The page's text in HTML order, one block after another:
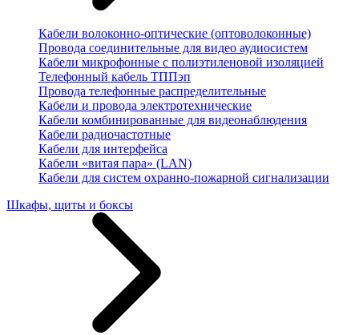
Кабели волоконно-оптические (оптоволоконные)
Провода соединительные для видео аудиосистем
Кабели микрофонные с полиэтиленовой изоляцией
Телефонный кабель ТППэп
Провода телефонные распределительные
Кабели и провода электротехнические
Кабели комбинированные для видеонаблюдения
Кабели радиочастотные
Кабели для интерфейса
Кабели «витая пара» (LAN)
Кабели для систем охранно-пожарной сигнализации
Шкафы, щиты и боксы